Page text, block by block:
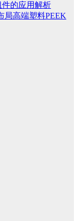
件的应用解析
局高端塑料PEEK